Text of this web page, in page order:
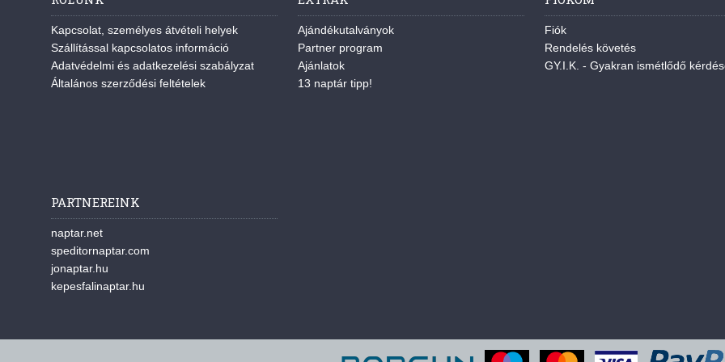
Kapcsolat, személyes átvételi helyek
Szállítással kapcsolatos információ
Adatvédelmi és adatkezelési szabályzat
Általános szerződési feltételek
Ajándékutalványok
Partner program
Ajánlatok
13 naptár tipp!
Fiók
Rendelés követés
GY.I.K. - Gyakran ismétlődő
PARTNEREINK
naptar.net
speditornaptar.com
jonaptar.hu
kepesfalinaptar.hu